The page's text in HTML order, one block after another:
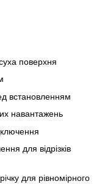
поверхня
встановленням
навантажень
для відрізків
для рівномірного